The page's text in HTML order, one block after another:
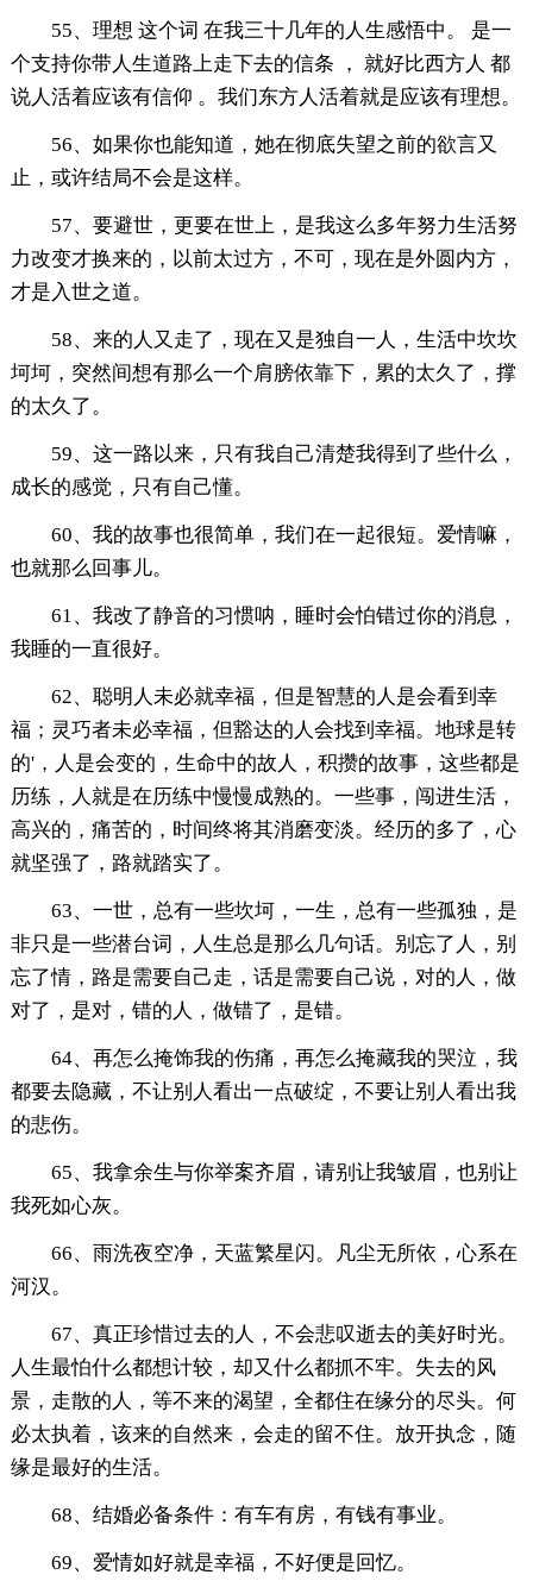
55、理想 这个词 在我三十几年的人生感悟中。 是一
个支持你带人生道路上走下去的信条 ， 就好比西方人 都
说人活着应该有信仰 。我们东方人活着就是应该有理想。
56、如果你也能知道，她在彻底失望之前的欲言又
止，或许结局不会是这样。
57、要避世，更要在世上，是我这么多年努力生活努
力改变才换来的，以前太过方，不可，现在是外圆内方，
才是入世之道。
58、来的人又走了，现在又是独自一人，生活中坎坎
坷坷，突然间想有那么一个肩膀依靠下，累的太久了，撑
的太久了。
59、这一路以来，只有我自己清楚我得到了些什么，
成长的感觉，只有自己懂。
60、我的故事也很简单，我们在一起很短。爱情嘛，
也就那么回事儿。
61、我改了静音的习惯呐，睡时会怕错过你的消息，
我睡的一直很好。
62、聪明人未必就幸福，但是智慧的人是会看到幸
福；灵巧者未必幸福，但豁达的人会找到幸福。地球是转
的'，人是会变的，生命中的故人，积攒的故事，这些都是
历练，人就是在历练中慢慢成熟的。一些事，闯进生活，
高兴的，痛苦的，时间终将其消磨变淡。经历的多了，心
就坚强了，路就踏实了。
63、一世，总有一些坎坷，一生，总有一些孤独，是
非只是一些潜台词，人生总是那么几句话。别忘了人，别
忘了情，路是需要自己走，话是需要自己说，对的人，做
对了，是对，错的人，做错了，是错。
64、再怎么掩饰我的伤痛，再怎么掩藏我的哭泣，我
都要去隐藏，不让别人看出一点破绽，不要让别人看出我
的悲伤。
65、我拿余生与你举案齐眉，请别让我皱眉，也别让
我死如心灰。
66、雨洗夜空净，天蓝繁星闪。凡尘无所依，心系在
河汉。
67、真正珍惜过去的人，不会悲叹逝去的美好时光。
人生最怕什么都想计较，却又什么都抓不牢。失去的风
景，走散的人，等不来的渴望，全都住在缘分的尽头。何
必太执着，该来的自然来，会走的留不住。放开执念，随
缘是最好的生活。
68、结婚必备条件：有车有房，有钱有事业。
69、爱情如好就是幸福，不好便是回忆。